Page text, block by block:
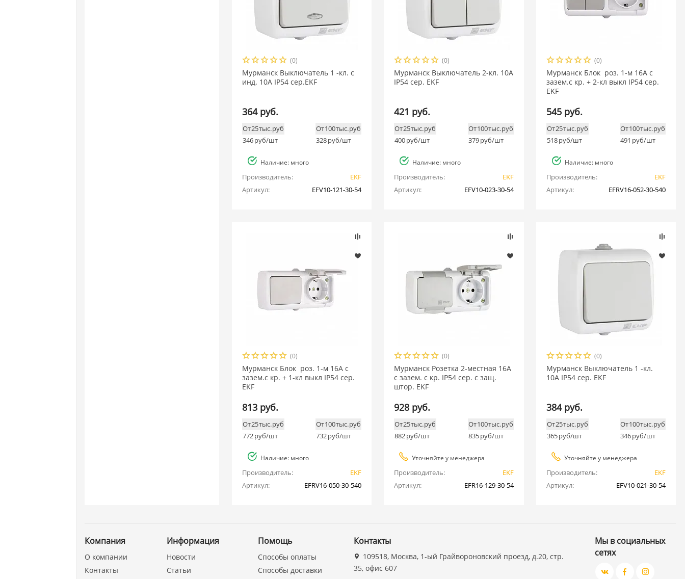
(0)
Мурманск Выключатель 1 -кл. с
инд. 10А IP54 сер.EKF
364 руб.
От 25 тыс. руб
346руб/шт
От 100 тыс. руб
328руб/шт
Наличие: много
Производитель:
EKF
Артикул:
EFV10-121-30-54
(0)
Мурманск Выключатель 2-кл. 10А
IP54 сер. EKF
421 руб.
От 25 тыс. руб
400руб/шт
От 100 тыс. руб
379руб/шт
Наличие: много
Производитель:
EKF
Артикул:
EFV10-023-30-54
(0)
Мурманск Блок роз. 1-м 16А с
зазем.с кр. + 2-кл выкл IP54 сер.
EKF
545 руб.
От 25 тыс. руб
518руб/шт
От 100 тыс. руб
491 руб/шт
Наличие: много
Производитель:
EKF
Артикул:
EFRV16-052-30-540
(0)
Мурманск Блок роз. 1-м 16А с
зазем.с кр. + 1-кл выкл IP54 сер.
EKF
813 руб.
От 25 тыс. руб
772руб/шт
От 100 тыс. руб
732руб/шт
Наличие: много
Производитель:
EKF
Артикул:
EFRV16-050-30-540
(0)
Мурманск Розетка 2-местная 16А
с зазем. с кр. IP54 сер. с защ.
штор. EKF
928 руб.
От 25 тыс. руб
882руб/шт
От 100 тыс. руб
835руб/шт
Уточняйте у менеджера
Производитель:
EKF
Артикул:
EFR16-129-30-54
(0)
Мурманск Выключатель 1 -кл.
10А IP54 сер. EKF
384 руб.
От 25 тыс. руб
365руб/шт
От 100 тыс. руб
346руб/шт
Уточняйте у менеджера
Производитель:
EKF
Артикул:
EFV10-021-30-54
Компания
О компании
Контакты
Информация
Новости
Статьи
Помощь
Способы оплаты
Способы доставки
Контакты
109518, Москва, 1-ый Грайвороновский проезд, д.20, стр.
35, офис 607
Мы в социальных
сетях